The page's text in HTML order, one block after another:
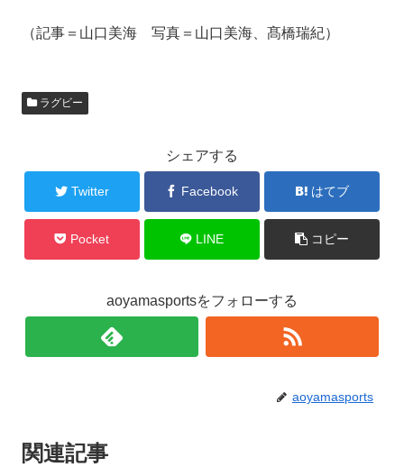
（記事＝山口美海 写真＝山口美海、髙橋瑞紀）
ラグビー
シェアする
Twitter Facebook はてブ
Pocket LINE コピー
aoyamasportsをフォローする
aoyamasports
関連記事